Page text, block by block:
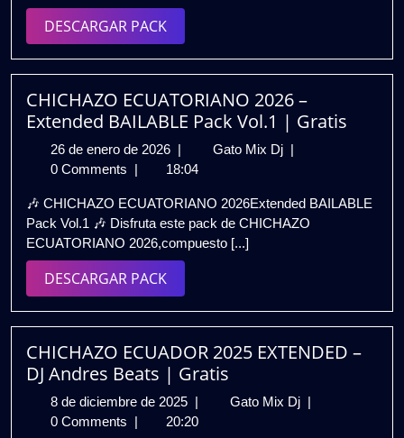
|
𝗚𝗥𝗔𝗧𝗜𝗦
DESCARGAR PACKDESCARGAR
PACK
CHICHAZO ECUATORIANO 2026 –
Extended BAILABLE Pack Vol.1 | Gratis
26 de enero de 2026 26
de
de
2026
Gato Mix Dj CHICHAZO
–
Extended
|
Gratis
0 Comments
18:04
🎶 CHICHAZO ECUATORIANO 2026Extended BAILABLE
Pack Vol.1 🎶 Disfruta este pack de CHICHAZO
ECUATORIANO 2026,compuesto [...]
DESCARGAR PACKDESCARGAR
PACK
CHICHAZO ECUADOR 2025 EXTENDED –
DJ Andres Beats | Gratis
8 de diciembre de 2025 8
de
Gato Mix Dj CHICHAZO
0 Comments
20:20